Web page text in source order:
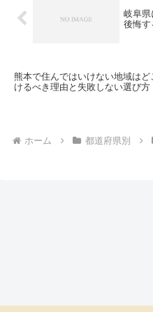
岐阜県
後悔
熊本で住んではいけない地域はど
けるべき理由と失敗しない選び方
ホーム 都道府県別